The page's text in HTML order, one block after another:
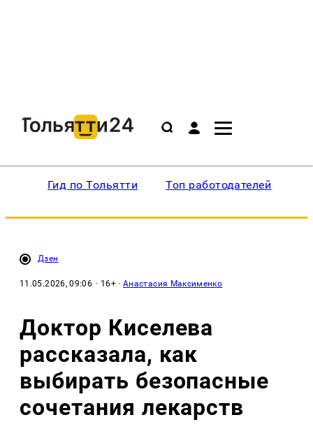
Гид по Тольятти Топ работодателей
Дзен
11.05.2026, 09:06 · 16+ ·Анастасия Максименко
Доктор Киселева
рассказала, как
выбирать безопасные
сочетания лекарств